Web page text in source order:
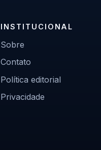
INSTITUCIONAL
Sobre
Contato
Política editorial
Privacidade